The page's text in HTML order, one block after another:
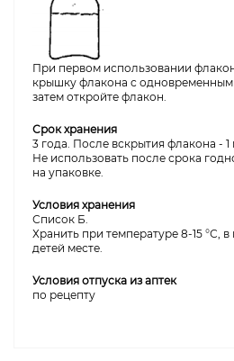
При первом использовании
крышку флакона с одновременным
затем откройте флакон.
Срок хранения
3 года. После вскрытия флакона - 1
Не использовать после срока
на упаковке.
Условия хранения
Список Б.
Хранить при температуре 8-15 °С,
детей месте.
Условия отпуска из аптек
по рецепту